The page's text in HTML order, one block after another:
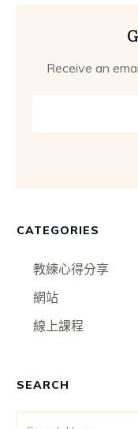
Receive an
CATEGORIES
教練心得分享
網站
線上課程
SEARCH